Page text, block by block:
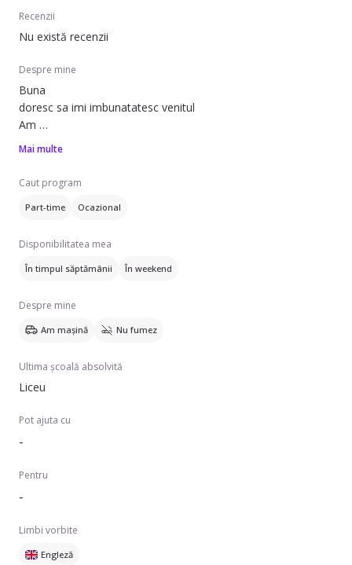
Recenzii
Nu există recenzii
Despre mine
Buna
doresc sa imi imbunatatesc venitul
Am
lucrat la curatenie in sttrainatate
Mai multe
Caut program
Part-time Ocazional
Disponibilitatea mea
În timpul săptămânii În weekend
Despre mine
Am mașină Nu fumez
Ultima școală absolvită
Liceu
Pot ajuta cu
-
Pentru
-
Limbi vorbite
Engleză